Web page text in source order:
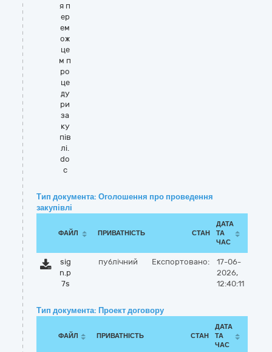
я п
ер
ем
ож
це
м п
ро
це
ду
ри
за
ку
пів
лі.
do
c
Тип документа: Оголошення про проведення
закупівлі
ФАЙЛ ПРИВАТНІСТЬ СТАН
ДАТА
ТА
ЧАС
sig
n.p
7s
публічний Експортовано:
17-06-
2026,
12:40:11
Тип документа: Проект договору
ФАЙЛ ПРИВАТНІСТЬ СТАН
ДАТА
ТА
ЧАС